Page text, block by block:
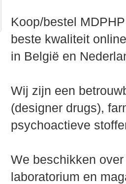
Koop/bestel
beste kwaliteit
in België en
Wij zijn een
(designer drugs),
psychoactieve
We beschikken
laboratorium en